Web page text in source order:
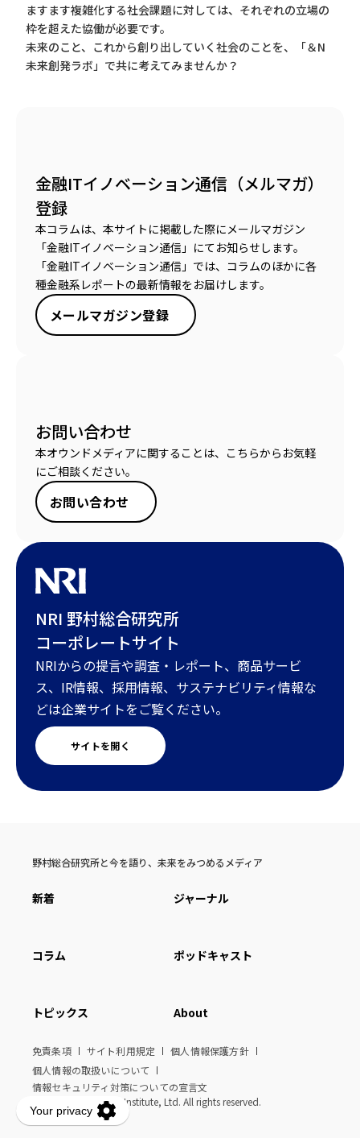
ますます複雑化する社会課題に対しては、それぞれの立場の
枠を超えた協働が必要です。
未来のこと、これから創り出していく社会のことを、「＆N
未来創発ラボ」で共に考えてみませんか？
金融ITイノベーション通信（メルマガ）
登録
本コラムは、本サイトに掲載した際にメールマガジン
「金融ITイノベーション通信」にてお知らせします。
「金融ITイノベーション通信」では、コラムのほかに各
種金融系レポートの最新情報をお届けします。
メールマガジン登録
お問い合わせ
本オウンドメディアに関することは、こちらからお気軽
にご相談ください。
お問い合わせ
NRI 野村総合研究所
コーポレートサイト
NRIからの提言や調査・レポート、商品サービ
ス、IR情報、採用情報、サステナビリティ情報な
どは企業サイトをご覧ください。
サイトを開く
野村総合研究所と今を語り、未来をみつめるメディア
新着 ジャーナル
コラム ポッドキャスト
トピックス About
免責条項 サイト利用規定
個人情報保護方針
個人情報の取扱いについて
情報セキュリティ対策についての宣言文
© Nomura Research Institute, Ltd. All rights reserved.